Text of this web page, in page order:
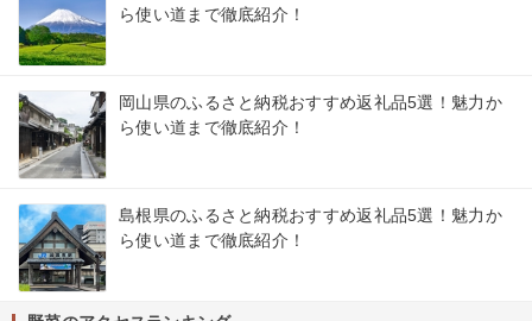
ら使い道まで徹底紹介！
岡山県のふるさと納税おすすめ返礼品5選！魅力か
ら使い道まで徹底紹介！
島根県のふるさと納税おすすめ返礼品5選！魅力か
ら使い道まで徹底紹介！